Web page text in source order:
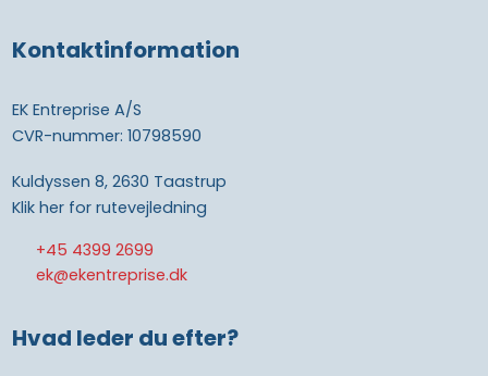
Kontaktinformation
EK Entreprise A/S
CVR-nummer: 10798590
Kuldyssen 8, 2630 Taastrup
Klik her for rutevejledning
+45 4399 2699
ek@ekentreprise.dk
Hvad leder du efter?